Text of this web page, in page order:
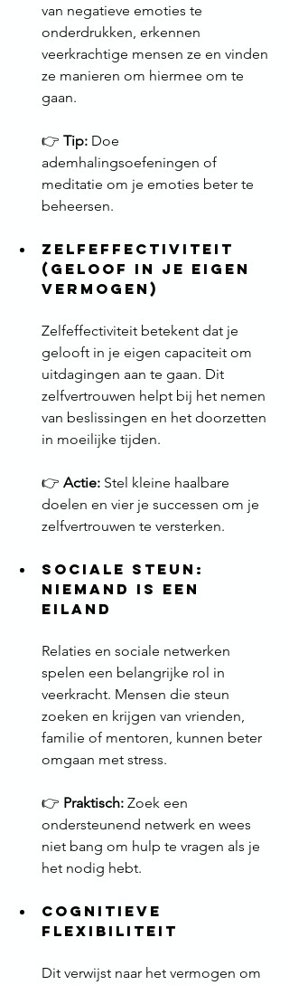
van negatieve emoties te
onderdrukken, erkennen
veerkrachtige mensen ze en vinden
ze manieren om hiermee om te
gaan.
👉 Tip: Doe
ademhalingsoefeningen of
meditatie om je emoties beter te
beheersen.
Zelfeffectiviteit
(Geloof in je eigen
vermogen)
Zelfeffectiviteit betekent dat je
gelooft in je eigen capaciteit om
uitdagingen aan te gaan. Dit
zelfvertrouwen helpt bij het nemen
van beslissingen en het doorzetten
in moeilijke tijden.
👉 Actie: Stel kleine haalbare
doelen en vier je successen om je
zelfvertrouwen te versterken.
Sociale Steun:
Niemand is een
eiland
Relaties en sociale netwerken
spelen een belangrijke rol in
veerkracht. Mensen die steun
zoeken en krijgen van vrienden,
familie of mentoren, kunnen beter
omgaan met stress.
👉 Praktisch: Zoek een
ondersteunend netwerk en wees
niet bang om hulp te vragen als je
het nodig hebt.
Cognitieve
Flexibiliteit
Dit verwijst naar het vermogen om